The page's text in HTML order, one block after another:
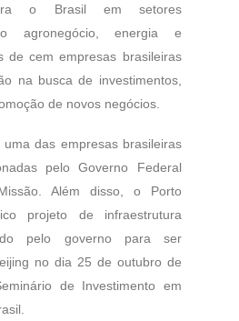
o Brasil em setores
agronegócio, energia e
de cem empresas brasileiras
na busca de investimentos,
de novos negócios.
das empresas brasileiras
pelo Governo Federal
Além disso, o Porto
projeto de infraestrutura
pelo governo para ser
no dia 25 de outubro de
de Investimento em